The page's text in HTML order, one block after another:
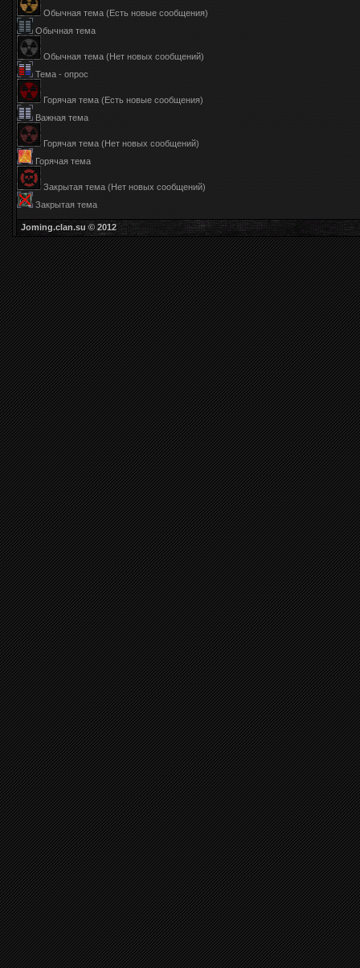
Обычная тема (Есть новые сообщения)
Обычная тема
Обычная тема (Нет новых сообщений)
Тема - опрос
Горячая тема (Есть новые сообщения)
Важная тема
Горячая тема (Нет новых сообщений)
Горячая тема
Закрытая тема (Нет новых сообщений)
Закрытая тема
Joming.clan.su © 2012